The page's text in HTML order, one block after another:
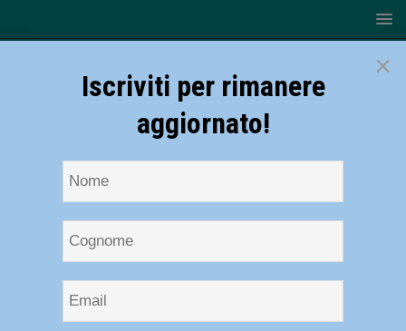
×
Iscriviti per rimanere
aggiornato!